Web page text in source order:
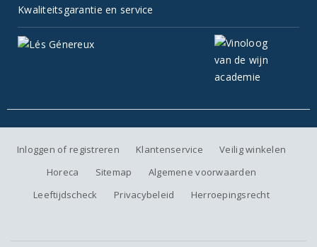
Kwaliteitsgarantie en service
Inloggen of registreren Klantenservice
Veilig winkelen
Horeca
Sitemap
Algemene voorwaarden
Leeftijdscheck
Privacybeleid Herroepingsrecht